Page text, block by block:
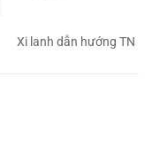
Xi lanh dẫn hướng TN